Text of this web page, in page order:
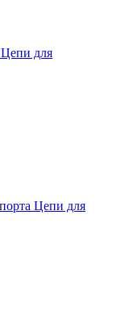
Цепи для
Цепи для